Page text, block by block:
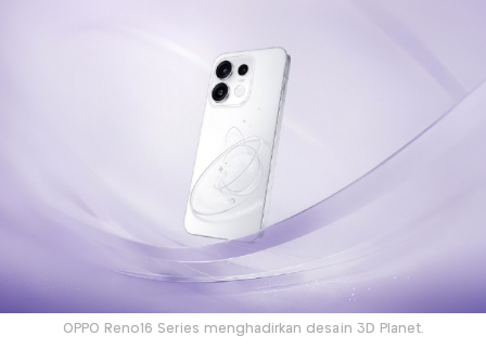
OPPO Reno16 Series menghadirkan desain 3D Planet.